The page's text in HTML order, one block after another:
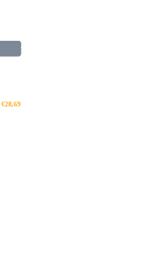
€28,69